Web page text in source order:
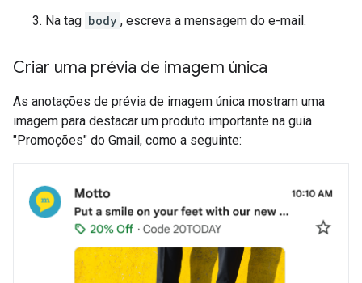
Na tag body , escreva a mensagem do e-mail.
Criar uma prévia de imagem única
As anotações de prévia de imagem única mostram uma
imagem para destacar um produto importante na guia
"Promoções" do Gmail, como a seguinte: